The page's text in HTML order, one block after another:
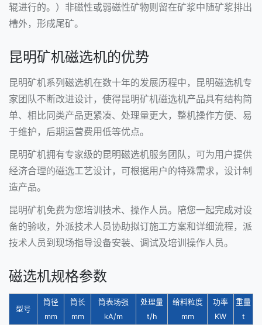
辊进行的。）非磁性或弱磁性矿物则留在矿浆中随矿浆排出
槽外，形成尾矿。
昆明矿机磁选机的优势
昆明矿机系列磁选机在数十年的发展历程中，昆明磁选机专
家团队不断改进设计，使得昆明矿机磁选机产品具有结构简
单、相比同类产品更紧凑、处理量更大，整机操作方便、易
于维护，后期运营费用低等优点。
昆明矿机拥有专家级的昆明磁选机服务团队，可为用户提供
经济合理的磁选工艺设计，可根据用户的特殊需求，设计制
造产品。
昆明矿机免费为您培训技术、操作人员。陪您一起完成对设
备的验收，外派技术人员协助拟订施工方案和详细流程，派
技术人员到现场指导设备安装、调试及培训操作人员。
磁选机规格参数
型号
筒径
mm
筒长
mm
筒表场强
kA/m
处理量
t/h
给料粒度
mm
功率
KW
重量
t